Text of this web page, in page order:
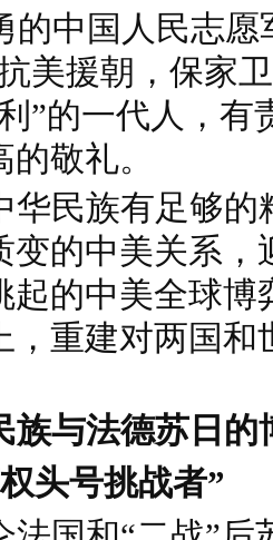
中国人民志愿
美援朝，保家
”的一代人，有
敬礼。
民族有足够的
变的中美关系，
起的中美全球博
，重建对两国和
与法德苏日的
头号挑战者”